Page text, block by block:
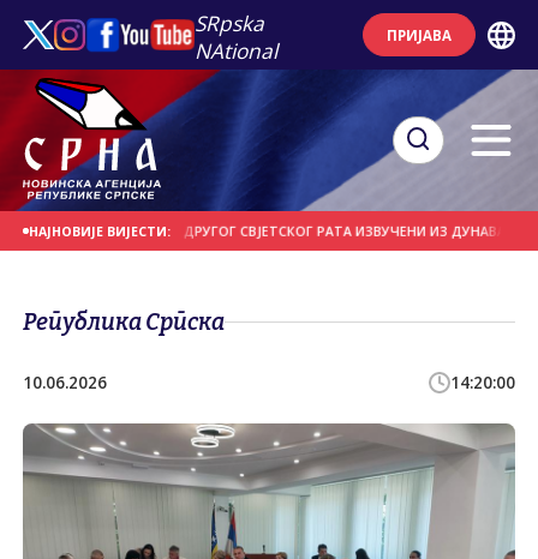
SRpska
NAtional
ПРИЈАВА
НАЈНОВИЈЕ ВИЈЕСТИ:
И МОТОЦИКЛ ИЗ ДРУГОГ СВЈЕТСКОГ РАТА ИЗВУЧЕНИ ИЗ ДУНАВА
Република Српска
10.06.2026 14:20:00